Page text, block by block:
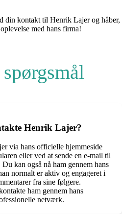
din kontakt til Henrik Lajer og håber,
med hans firma!
Henrik Lajer?
via hans officielle hjemmeside
eller ved at sende en e-mail til
kan også nå ham gennem hans
normalt er aktiv og engageret i
fra sine følgere.
ham gennem hans
netværk.